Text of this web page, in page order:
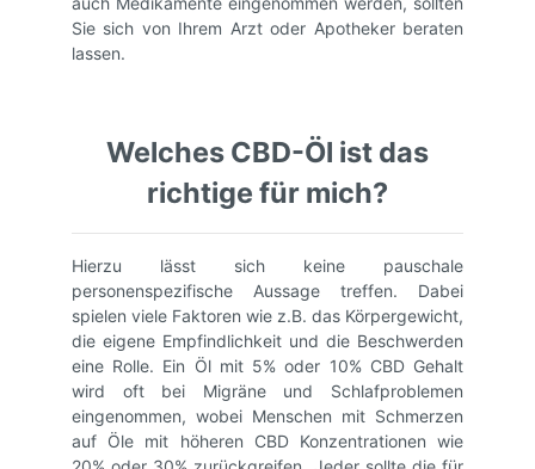
Sie sich von Ihrem Arzt oder Apotheker beraten
lassen.
Welches CBD-Öl ist das
richtige für mich?
Hierzu lässt sich keine pauschale
personenspezifische Aussage treffen. Dabei
spielen viele Faktoren wie z.B. das Körpergewicht,
die eigene Empfindlichkeit und die Beschwerden
eine Rolle. Ein Öl mit 5% oder 10% CBD Gehalt
wird oft bei Migräne und Schlafproblemen
eingenommen, wobei Menschen mit Schmerzen
auf Öle mit höheren CBD Konzentrationen wie